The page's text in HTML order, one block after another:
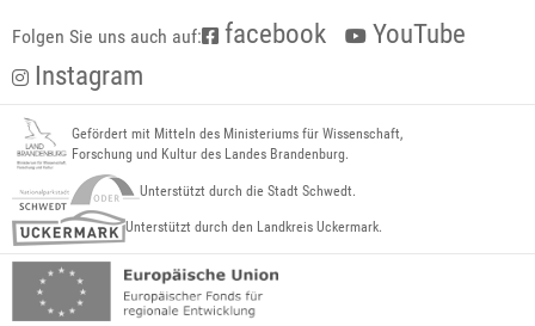
Folgen Sie uns auch auf: facebook
YouTube
Instagram
Gefördert mit Mitteln des Ministeriums für Wissenschaft,
Forschung und Kultur des Landes Brandenburg.
Unterstützt durch die Stadt Schwedt.
Unterstützt durch den Landkreis Uckermark.